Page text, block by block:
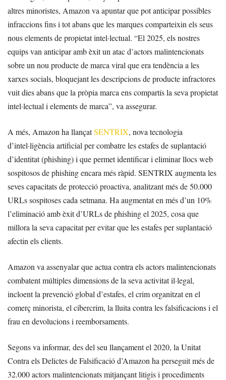
altres minoristes, Amazon va apuntar que pot anticipar possibles
infraccions fins i tot abans que les marques comparteixin els seus
nous elements de propietat intel·lectual. “El 2025, els nostres
equips van anticipar amb èxit un atac d’actors malintencionats
sobre un nou producte de marca viral que era tendència a les
xarxes socials, bloquejant les descripcions de producte infractores
vuit dies abans que la pròpia marca ens compartís la seva propietat
intel·lectual i elements de marca”, va assegurar.
A més, Amazon ha llançatSENTRIX, nova tecnologia
d’intel·ligència artificial per combatre les estafes de suplantació
d’identitat (phishing) i que permet identificar i eliminar llocs web
sospitosos de phishing encara més ràpid. SENTRIX augmenta les
seves capacitats de protecció proactiva, analitzant més de 50.000
URLs sospitoses cada setmana. Ha augmentat en més d’un 10%
l’eliminació amb èxit d’URLs de phishing el 2025, cosa que
millora la seva capacitat per evitar que les estafes per suplantació
afectin els clients.
Amazon va assenyalar que actua contra els actors malintencionats
combatent múltiples dimensions de la seva activitat il·legal,
incloent la prevenció global d’estafes, el crim organitzat en el
comerç minorista, el cibercrim, la lluita contra les falsificacions i el
frau en devolucions i reemborsaments.
Segons va informar, des del seu llançament el 2020, la Unitat
Contra els Delictes de Falsificació d’Amazon ha perseguit més de
32.000 actors malintencionats mitjançant litigis i procediments